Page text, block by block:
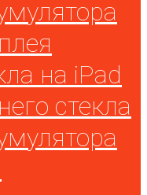
на iPad
стекла